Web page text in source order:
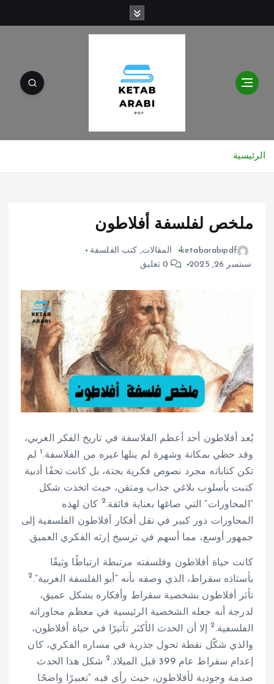
م
الرئيسية
ملخص لفلسفة أفلاطون
ketabarabipdf المقالات, كتب الفلسفة
سبتمبر 26, 2025
0 تعليق
يُعد أفلاطون أحد أعظم الفلاسفة في تاريخ الفكر الغربي،
وقد حظي بمكانة وشهرة لم ينلها غيره من الفلاسفة.1 لم
تكن كتاباته مجرد نصوص فكرية بحتة، بل كانت تحفًا أدبية
كتبت بأسلوب بلاغي جذاب ومتقن، حيث اتخذت شكل
“المحاورات” التي صاغها بعناية فائقة.2 كان لهذه
المحاورات دور كبير في نقل أفكار أفلاطون الفلسفية إلى
جمهور أوسع، مما أسهم في ترسيخ إرثه الفكري العميق.
كانت حياة أفلاطون وفلسفته مرتبطة ارتباطًا وثيقًا
بأستاذه سقراط، الذي وصفه بأنه “أبو الفلسفة الغربية”. 2
تأثر أفلاطون بشخصية سقراط وأفكاره بشكل عميق،
لدرجة أنه جعله الشخصية الرئيسية في معظم محاوراته
الفلسفية. 2
إلا أن الحدث الأكثر تأثيرًا في حياة أفلاطون،
والذي شكّل نقطة تحول جذرية في مساره الفكري، كان
إعدام سقراط عام 399 قبل الميلاد.
2 شكل هذا الحدث
صدمة وجودية لأفلاطون، حيث رأى فيه “تعبيرًا واضحًا